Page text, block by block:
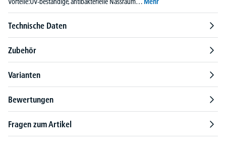
Technische Daten
Zubehör
Varianten
Bewertungen
Fragen zum Artikel